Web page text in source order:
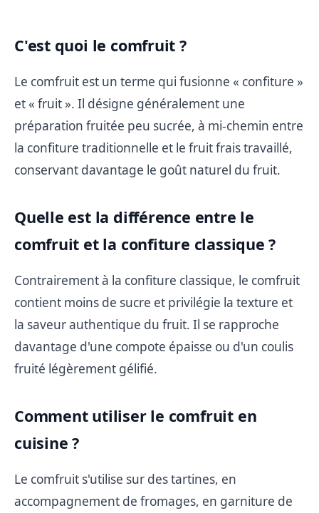
C'est quoi le comfruit ?
Le comfruit est un terme qui fusionne « confiture »
et « fruit ». Il désigne généralement une
préparation fruitée peu sucrée, à mi-chemin entre
la confiture traditionnelle et le fruit frais travaillé,
conservant davantage le goût naturel du fruit.
Quelle est la différence entre le
comfruit et la confiture classique ?
Contrairement à la confiture classique, le comfruit
contient moins de sucre et privilégie la texture et
la saveur authentique du fruit. Il se rapproche
davantage d'une compote épaisse ou d'un coulis
fruité légèrement gélifié.
Comment utiliser le comfruit en
cuisine ?
Le comfruit s'utilise sur des tartines, en
accompagnement de fromages, en garniture de